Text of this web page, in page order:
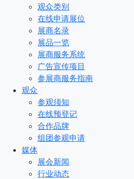
观众类别
在线申请展位
展商名录
展品一览
展商服务系统
广告宣传项目
参展商服务指南
观众
参观须知
在线预登记
合作品牌
组团参观申请
媒体
展会新闻
行业动态